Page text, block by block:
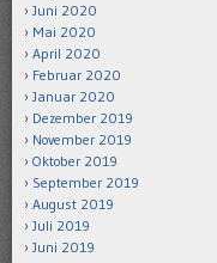
Juni 2020
Mai 2020
April 2020
Februar 2020
Januar 2020
Dezember 2019
November 2019
Oktober 2019
September 2019
August 2019
Juli 2019
Juni 2019